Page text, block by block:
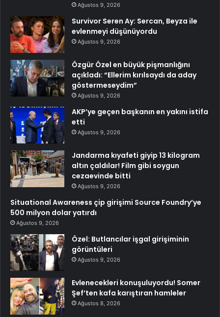
Ağustos 9, 2026
Survivor Seren Ay: Sercan, Beyza ile
evlenmeyi düşünüyordu
Ağustos 9, 2026
Özgür Özel en büyük pişmanlığını
açıkladı: “Ellerim kırılsaydı da aday
göstermeseydim”
Ağustos 9, 2026
AKP’ye geçen başkanın en yakını istifa
etti
Ağustos 9, 2026
Jandarma kıyafeti giyip 13 kilogram
altın çaldılar! Film gibi soygun
cezaevinde bitti
Ağustos 9, 2026
Situational Awareness çip girişimi Source Foundry’ye
500 milyon dolar yatırdı
Ağustos 9, 2026
Özel: Butlancılar işgal girişiminin
görüntüleri
Ağustos 9, 2026
Evlenecekleri konuşuluyordu! Somer
Şef’ten kafa karıştıran hamleler
Ağustos 8, 2026